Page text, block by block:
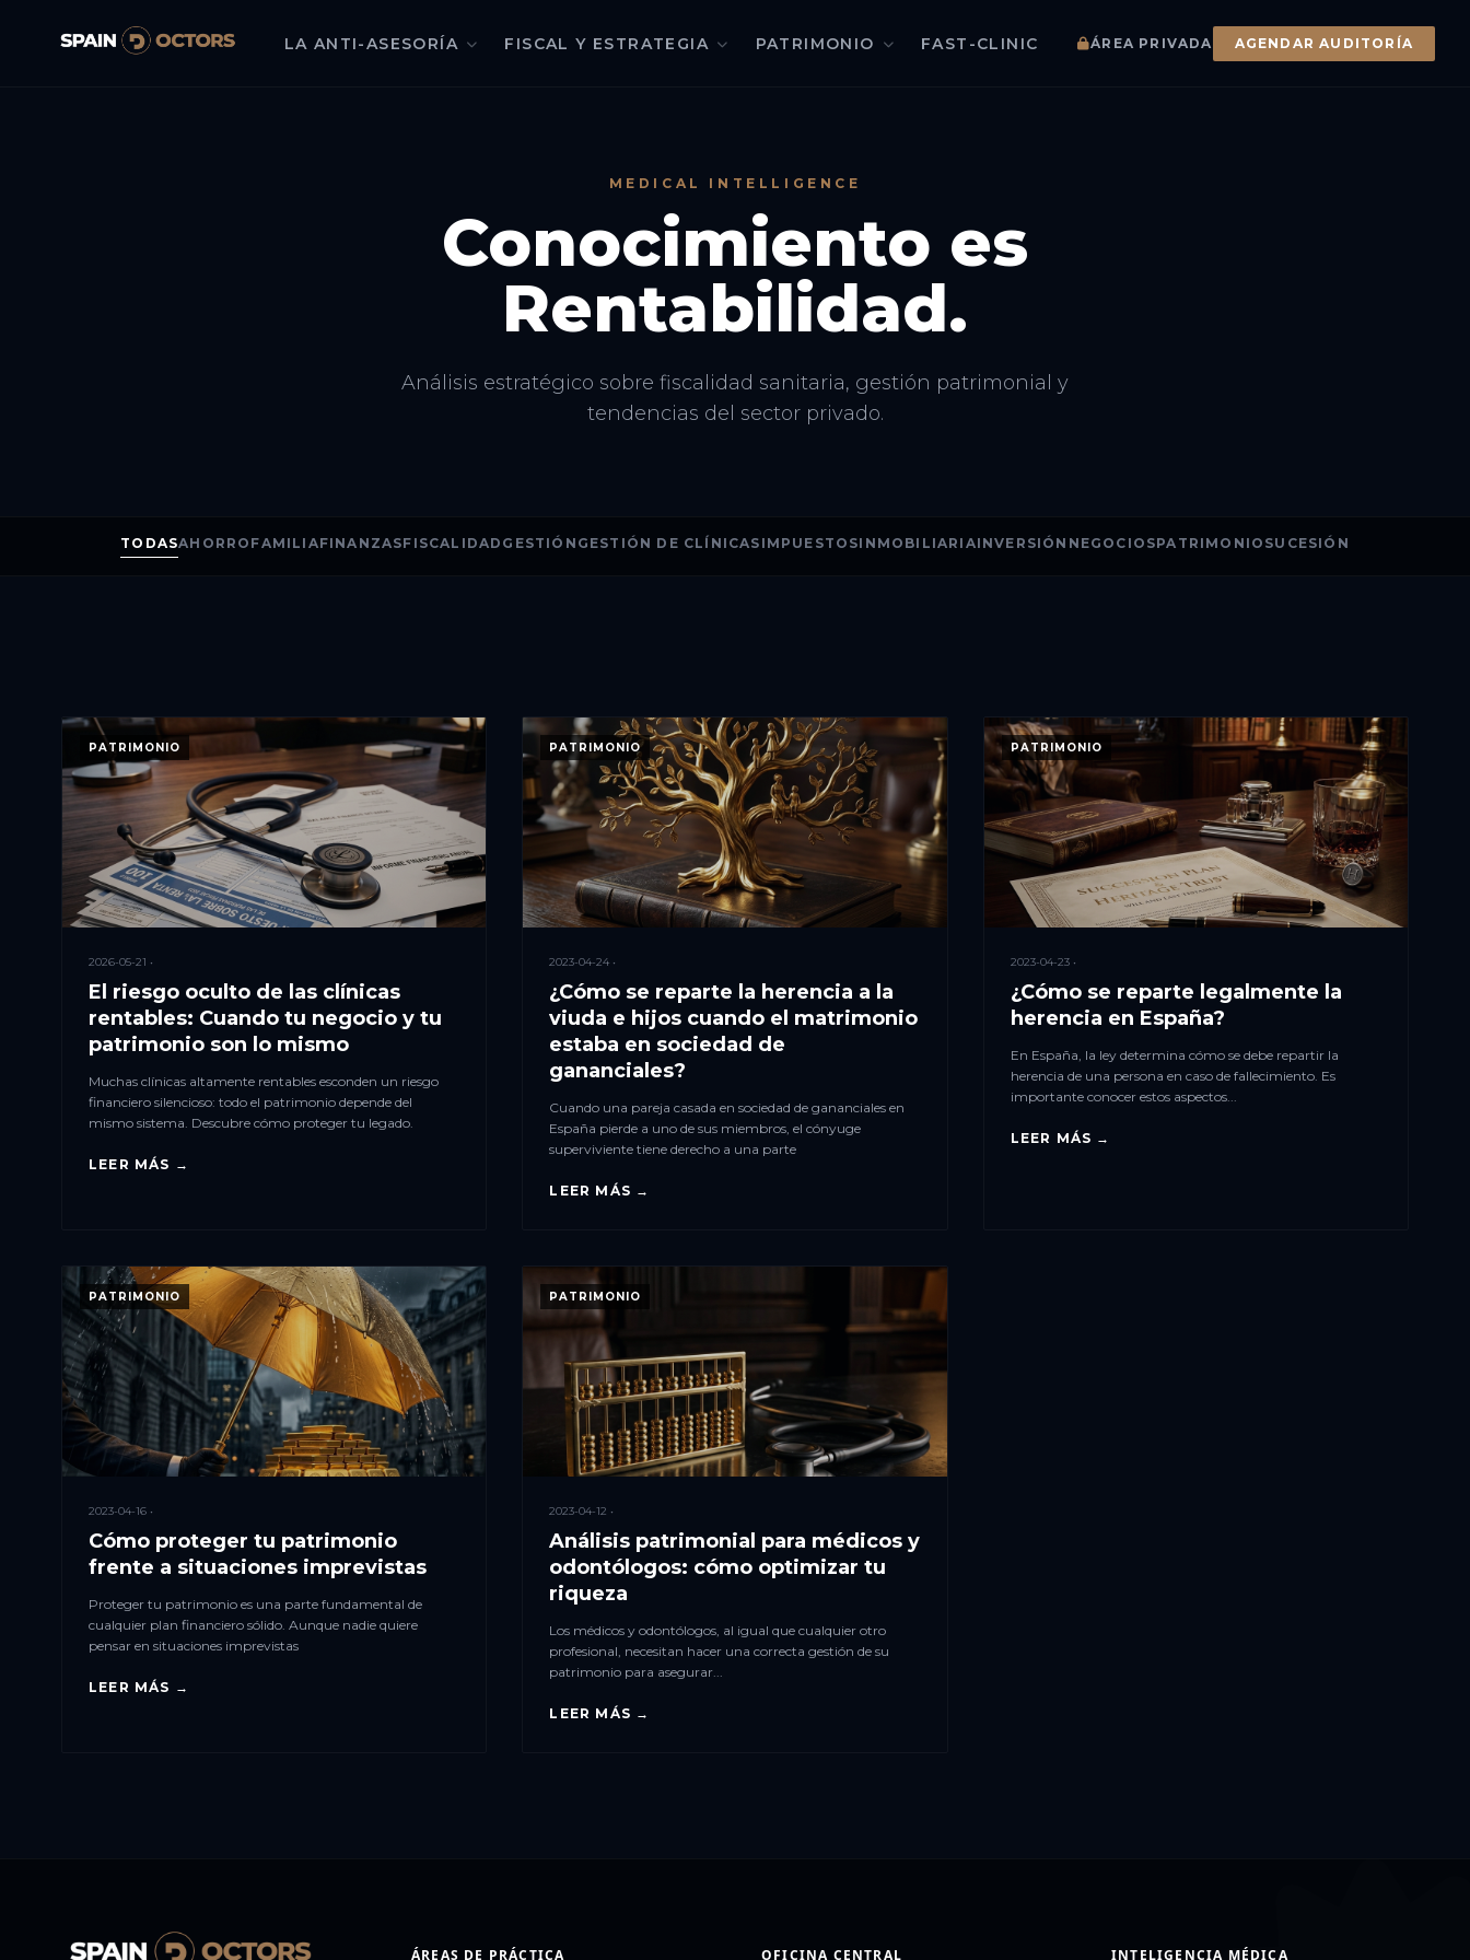
LA ANTI-ASESORÍA FISCAL Y ESTRATEGIA PATRIMONIO FAST-CLINIC ÁREA PRIVADA AGENDAR AUDITORÍA
MEDICAL INTELLIGENCE
Conocimiento es
Rentabilidad.
Análisis estratégico sobre fiscalidad sanitaria, gestión patrimonial y
tendencias del sector privado.
TODASAHORRO FAMILIAFINANZASFISCALIDAD GESTIÓN GESTIÓN DE CLÍNICAS IMPUESTOSINMOBILIARIAINVERSIÓN NEGOCIOSPATRIMONIO SUCESIÓN
PATRIMONIO
2026-05-21 •
El riesgo oculto de las clínicas
rentables: Cuando tu negocio y tu
patrimonio son lo mismo
Muchas clínicas altamente rentables esconden un riesgo
financiero silencioso: todo el patrimonio depende del
mismo sistema. Descubre cómo proteger tu legado.
LEER MÁS →
PATRIMONIO
2023-04-24 •
¿Cómo se reparte la herencia a la
viuda e hijos cuando el matrimonio
estaba en sociedad de
gananciales?
Cuando una pareja casada en sociedad de gananciales en
España pierde a uno de sus miembros, el cónyuge
superviviente tiene derecho a una parte
LEER MÁS →
PATRIMONIO
2023-04-23 •
¿Cómo se reparte legalmente la
herencia en España?
En España, la ley determina cómo se debe repartir la
herencia de una persona en caso de fallecimiento. Es
importante conocer estos aspectos...
LEER MÁS →
PATRIMONIO
2023-04-16 •
Cómo proteger tu patrimonio
frente a situaciones imprevistas
Proteger tu patrimonio es una parte fundamental de
cualquier plan financiero sólido. Aunque nadie quiere
pensar en situaciones imprevistas
LEER MÁS →
PATRIMONIO
2023-04-12 •
Análisis patrimonial para médicos y
odontólogos: cómo optimizar tu
riqueza
Los médicos y odontólogos, al igual que cualquier otro
profesional, necesitan hacer una correcta gestión de su
patrimonio para asegurar...
LEER MÁS →
ÁREAS DE PRÁCTICA OFICINA CENTRAL INTELIGENCIA MÉDICA